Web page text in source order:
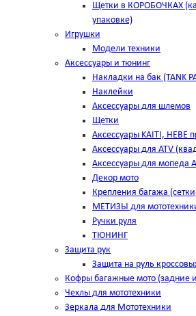
Щетки в КОРОБОЧКАХ
упаковке)
Игрушки
Модели техники
Аксессуары и тюнинг
Накладки на бак (TANK
Наклейки
Аксессуары для шлемов
Щетки
Аксессуары KAITI,
Аксессуары для ATV
Аксессуары для мопеда
Декор мото
Крепления багажа
МЕТИЗЫ для
Ручки руля
ТЮНИНГ
Защита рук
Защита на руль
Кофры багажные мото (задние
Чехлы для мототехники
Зеркала для Мототехники